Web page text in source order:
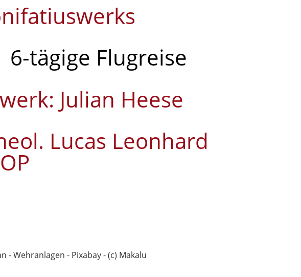
tägige Flugreise
Julian Heese
Lucas Leonhard